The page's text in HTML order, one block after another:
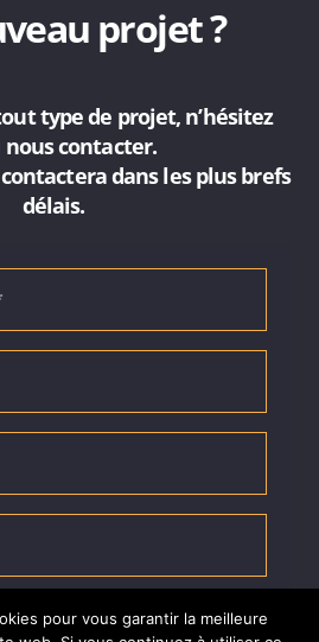
projet ?
type de projet, n’hésitez
nous contacter.
dans les plus brefs
délais.
pour vous garantir la meilleure